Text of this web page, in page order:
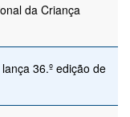
da Criança
36.º edição de